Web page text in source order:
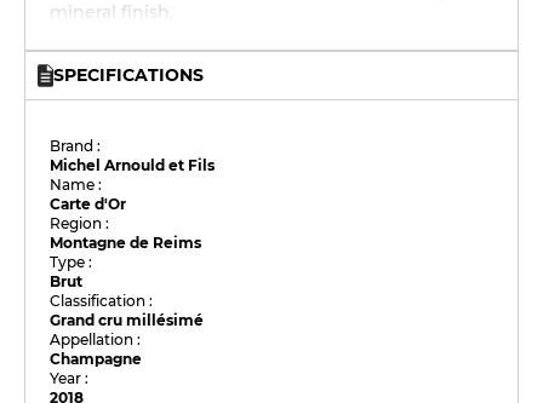
mineral finish.
SPECIFICATIONS
Brand :
Michel Arnould et Fils
Name :
Carte d'Or
Region :
Montagne de Reims
Type :
Brut
Classification :
Grand cru millésimé
Appellation :
Champagne
Year :
2018